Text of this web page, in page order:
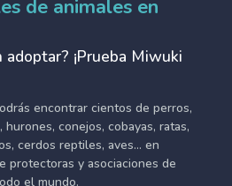
de animales en
adoptar? ¡Prueba Miwuki
encontrar cientos de perros,
conejos, cobayas, ratas,
cerdos reptiles, aves... en
protectoras y asociaciones de
el mundo.